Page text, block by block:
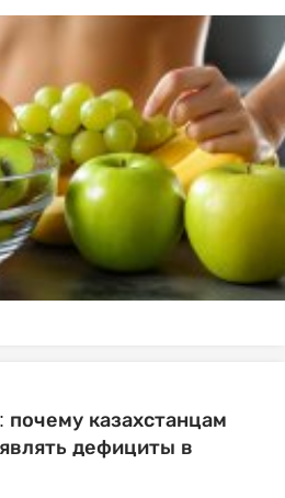
почему казахстанцам
дефициты в